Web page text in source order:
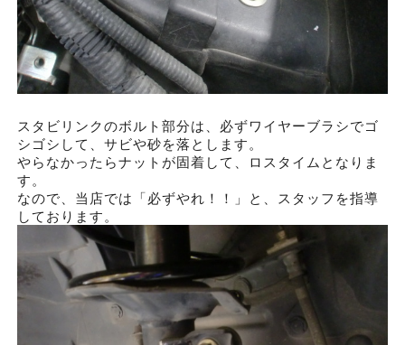
スタビリンクのボルト部分は、必ずワイヤーブラシでゴ
シゴシして、サビや砂を落とします。
やらなかったらナットが固着して、ロスタイムとなりま
す。
なので、当店では「必ずやれ！！」と、スタッフを指導
しております。